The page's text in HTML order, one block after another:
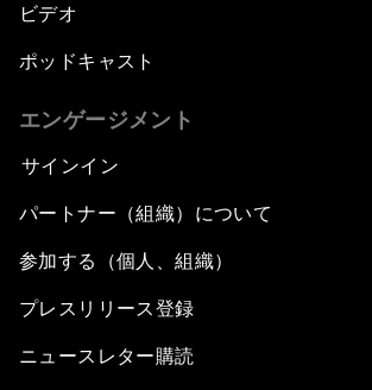
ビデオ
ポッドキャスト
エンゲージメント
サインイン
パートナー（組織）について
参加する（個人、組織）
プレスリリース登録
ニュースレター購読